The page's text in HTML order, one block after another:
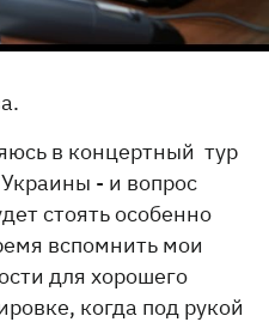
в концертный тур
- и вопрос
стоять особенно
вспомнить мои
для хорошего
когда под рукой